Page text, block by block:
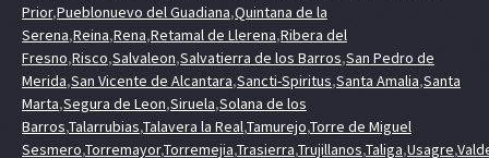
Prior,Pueblonuevo del Guadiana,Quintana de la
Serena,Reina,Rena,Retamal de Llerena,Ribera del
Fresno,Risco,Salvaleon,Salvatierra de los Barros,San Pedro de
Merida,San Vicente de Alcantara,Sancti-Spiritus,Santa Amalia,Santa
Marta,Segura de Leon,Siruela,Solana de los
Barros,Talarrubias,Talavera la Real,Tamurejo,Torre de Miguel
Sesmero,Torremayor,Torremejia,Trasierra,Trujillanos,Taliga,Usagre,